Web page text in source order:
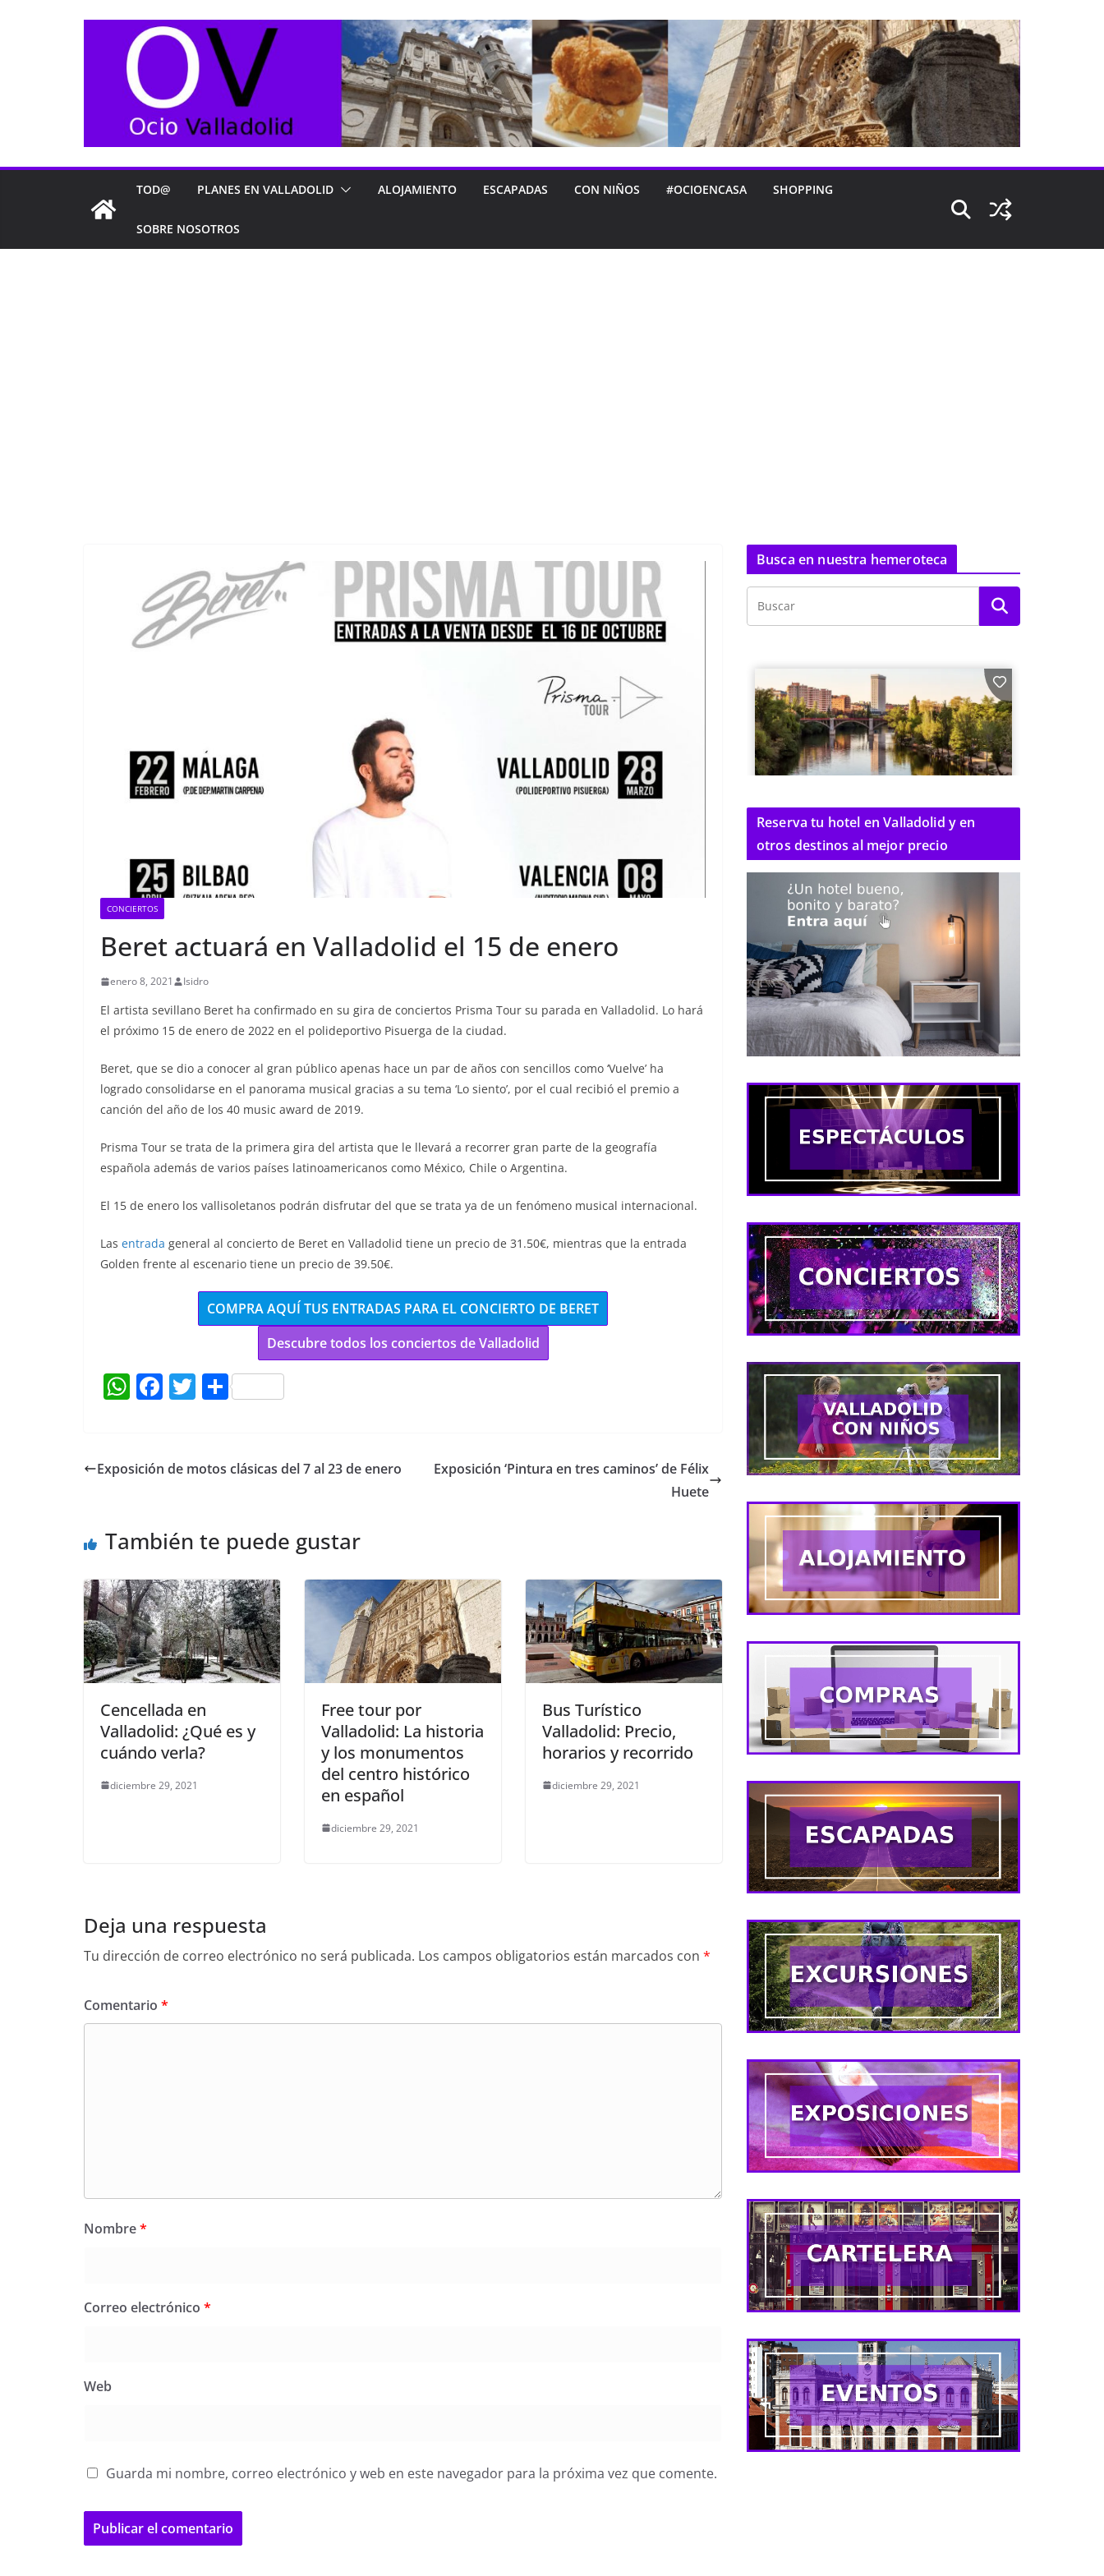
TOD@ PLANES EN VALLADOLID ALOJAMIENTO ESCAPADAS CON NIÑOS #OCIOENCASA SHOPPING
SOBRE NOSOTROS
CONCIERTOS
Beret actuará en Valladolid el 15 de enero
enero 8, 2021 Isidro
El artista sevillano Beret ha confirmado en su gira de conciertos Prisma Tour su parada en Valladolid. Lo hará
el próximo 15 de enero de 2022 en el polideportivo Pisuerga de la ciudad.
Beret, que se dio a conocer al gran público apenas hace un par de años con sencillos como ‘Vuelve’ ha
logrado consolidarse en el panorama musical gracias a su tema ‘Lo siento’, por el cual recibió el premio a
canción del año de los 40 music award de 2019.
Prisma Tour se trata de la primera gira del artista que le llevará a recorrer gran parte de la geografía
española además de varios países latinoamericanos como México, Chile o Argentina.
El 15 de enero los vallisoletanos podrán disfrutar del que se trata ya de un fenómeno musical internacional.
Las entrada general al concierto de Beret en Valladolid tiene un precio de 31.50€, mientras que la entrada
Golden frente al escenario tiene un precio de 39.50€.
COMPRA AQUÍ TUS ENTRADAS PARA EL CONCIERTO DE BERET
Descubre todos los conciertos de Valladolid
W
s
p
F
e
o
k
T
er
C
p
Exposición de motos clásicas del 7 al 23 de enero
Exposición ‘Pintura en tres caminos’ de Félix
Huete
También te puede gustar
Cencellada en
Valladolid: ¿Qué es y
cuándo verla?
diciembre 29, 2021
Free tour por
Valladolid: La historia
y los monumentos
del centro histórico
en español
diciembre 29, 2021
Bus Turístico
Valladolid: Precio,
horarios y recorrido
diciembre 29, 2021
Deja una respuesta
Tu dirección de correo electrónico no será publicada. Los campos obligatorios están marcados con *
Comentario *
Nombre*
Correo electrónico *
Web
Guarda mi nombre, correo electrónico y web en este navegador para la próxima vez que comente.
Busca en nuestra hemeroteca
Reserva tu hotel en Valladolid y en
otros destinos al mejor precio